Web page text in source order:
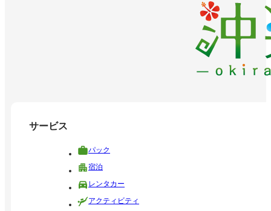
サービス
パック
宿泊
レンタカー
アクティビティ